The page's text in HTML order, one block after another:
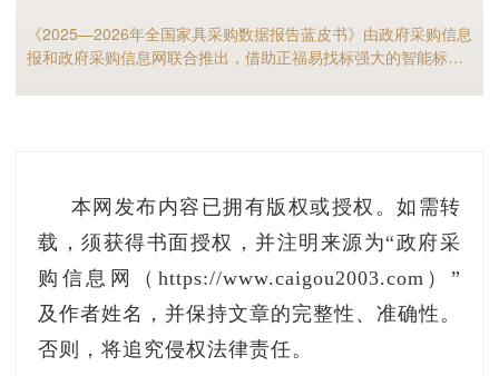
从各地电梯采购项目总金额排名来看，位列前
五名跃升至4月第一名，主要是因为在全国单项项
目突破千万元的电梯采购项目中，浙江单项电梯
采购项目超过千万元的项目数量就占了五成，且
最大成交单也在浙江，即由杭州西奥电梯现代化
更新有限公司以5018万元中标的杭州市滨江区西
《2025—2026年全国家具采购数据报告蓝皮书》由政府采购信息
报和政府采购信息网联合推出，借助正福易找标强大的智能标讯
本网发布内容已拥有版权或授权。如需转
载，须获得书面授权，并注明来源为“政府采
购信息网（https://www.caigou2003.com）”
及作者姓名，并保持文章的完整性、准确性。
否则，将追究侵权法律责任。